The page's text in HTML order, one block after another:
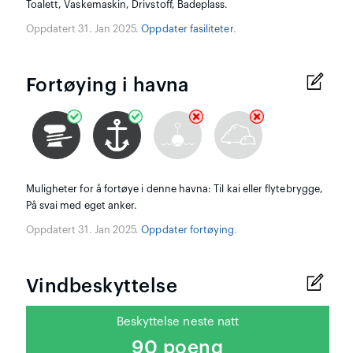
Toalett, Vaskemaskin, Drivstoff, Badeplass.
Oppdatert 31. Jan 2025.Oppdater fasiliteter.
Fortøying i havna
Muligheter for å fortøye i denne havna: Til kai eller flytebrygge,
På svai med eget anker.
Oppdatert 31. Jan 2025.Oppdater fortøying.
Vindbeskyttelse
Beskyttelse neste natt
90 poeng